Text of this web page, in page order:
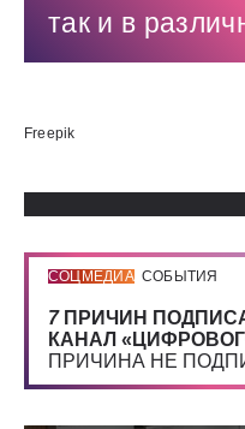
так и в
Использованные источники:
Freepik
СОЦМЕДИА СОБЫТИЯ
7 ПРИЧИН
КАНАЛ
ПРИЧИНА НЕ